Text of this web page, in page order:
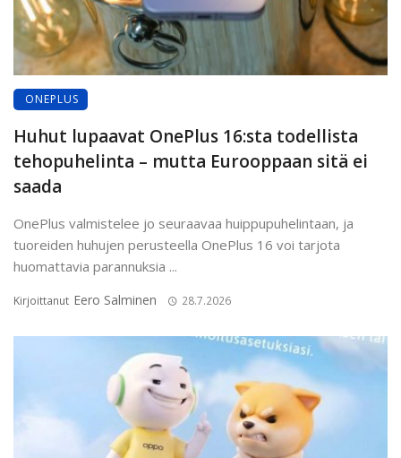
ONEPLUS
Huhut lupaavat OnePlus 16:sta todellista
tehopuhelinta – mutta Eurooppaan sitä ei
saada
OnePlus valmistelee jo seuraavaa huippupuhelintaan, ja
tuoreiden huhujen perusteella OnePlus 16 voi tarjota
huomattavia parannuksia ...
Kirjoittanut Eero Salminen 28.7.2026